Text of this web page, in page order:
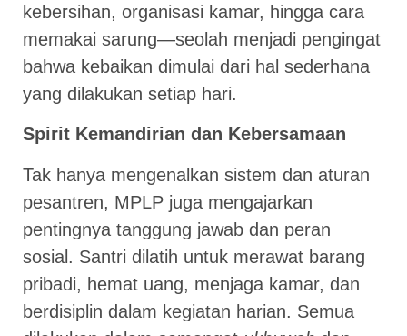
kebersihan, organisasi kamar, hingga cara
memakai sarung—seolah menjadi pengingat
bahwa kebaikan dimulai dari hal sederhana
yang dilakukan setiap hari.
Spirit Kemandirian dan Kebersamaan
Tak hanya mengenalkan sistem dan aturan
pesantren, MPLP juga mengajarkan
pentingnya tanggung jawab dan peran
sosial. Santri dilatih untuk merawat barang
pribadi, hemat uang, menjaga kamar, dan
berdisiplin dalam kegiatan harian. Semua